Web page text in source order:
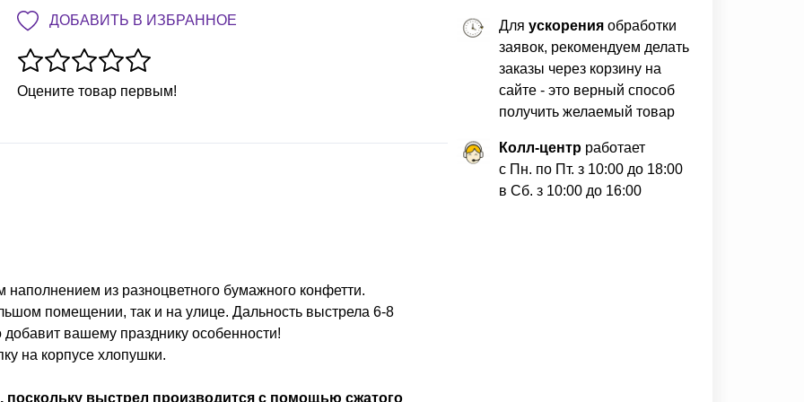
ДОБАВИТЬ В ИЗБРАННОЕ
Оцените товар первым!
из разноцветного бумажного конфетти.
помещении, так и на улице. Дальность выстрела 6-8
вашему празднику особенности!
на корпусе хлопушки.
выстрел производится с помощью сжатого
Для ускоренияобработки
заявок, рекомендуем делать
заказы через корзину на
сайте - это верный способ
получить желаемый товар
Колл-центрработает
с Пн. по Пт. з 10:00 до 18:00
в Сб. з 10:00 до 16:00